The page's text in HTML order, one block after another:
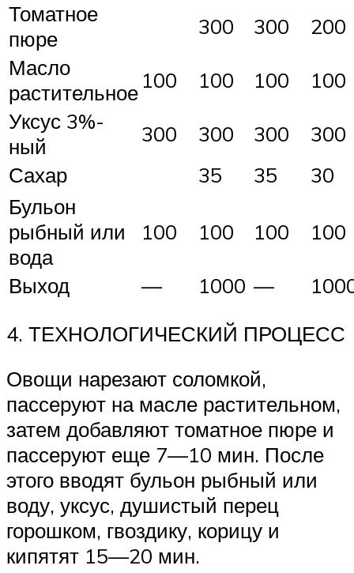
Томатное
пюре
300 300
200
Масло
растительное 100 100 100
100
Уксус 3%-
ный
300 300 300
300
Сахар
35 35
30
Бульон
рыбный или
вода
100 100 100 100
Выход — 1000 —
4. ТЕХНОЛОГИЧЕСКИЙ ПРОЦЕСС
Овощи нарезают соломкой,
пассеруют на масле растительном,
затем добавляют томатное пюре и
пассеруют еще 7—10 мин. После
этого вводят бульон рыбный или
воду, уксус, душистый перец
горошком, гвоздику, корицу и
кипятят 15—20 мин.